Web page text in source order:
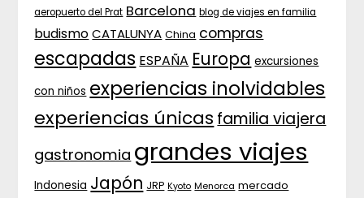
aeropuerto del Prat Barcelona blog de viajes en familia
budismo CATALUNYA China compras
escapadas ESPAÑA Europa excursiones
con niños experiencias inolvidables
experiencias únicas familia viajera
gastronomia grandes viajes
Indonesia Japón JRP Kyoto Menorca mercado